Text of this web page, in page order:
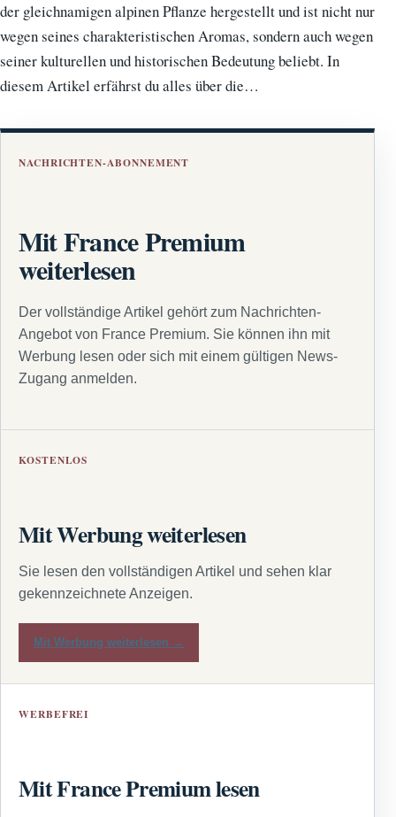
der gleichnamigen alpinen Pflanze hergestellt und ist nicht nur
wegen seines charakteristischen Aromas, sondern auch wegen
seiner kulturellen und historischen Bedeutung beliebt. In
diesem Artikel erfährst du alles über die…
NACHRICHTEN-ABONNEMENT
Mit France Premium
weiterlesen
Der vollständige Artikel gehört zum Nachrichten-
Angebot von France Premium. Sie können ihn mit
Werbung lesen oder sich mit einem gültigen News-
Zugang anmelden.
KOSTENLOS
Mit Werbung weiterlesen
Sie lesen den vollständigen Artikel und sehen klar
gekennzeichnete Anzeigen.
Mit Werbung weiterlesen →
WERBEFREI
Mit France Premium lesen